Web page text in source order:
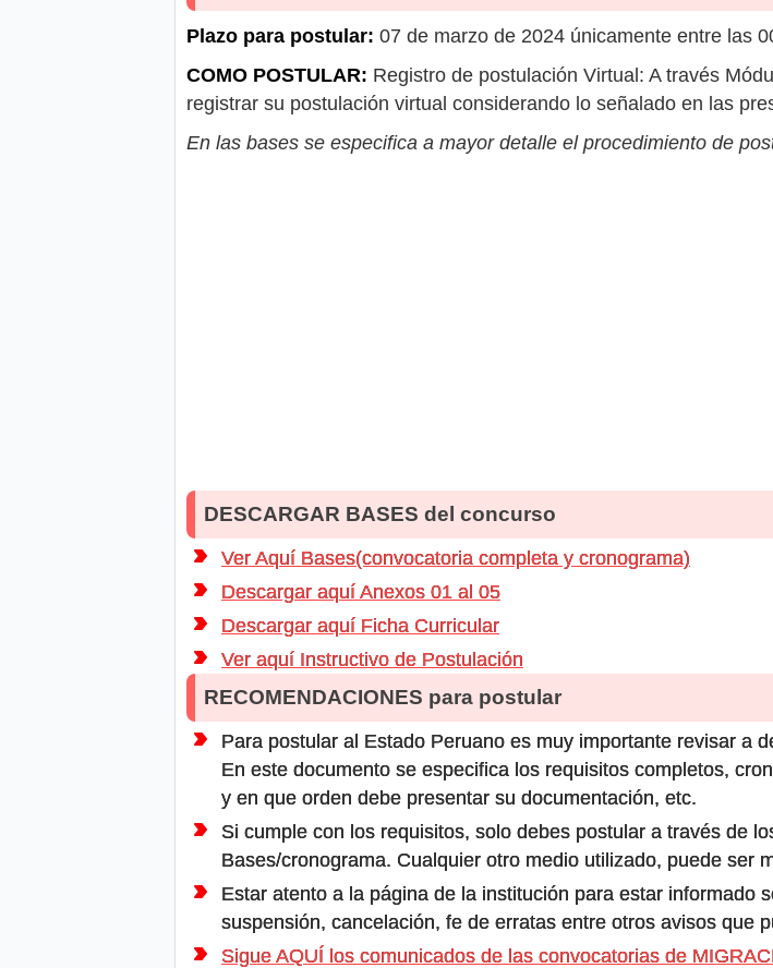
Plazo para postular: 07 de marzo de 2024 únicamente entre las
COMO POSTULAR: Registro de postulación Virtual: A través
registrar su postulación virtual considerando lo señalado en las
En las bases se especifica a mayor detalle el procedimiento de
DESCARGAR BASES del concurso
Ver Aquí Bases(convocatoria completa y cronograma)
Descargar aquí Anexos 01 al 05
Descargar aquí Ficha Curricular
Ver aquí Instructivo de Postulación
RECOMENDACIONES para postular
Para postular al Estado Peruano es muy importante revisar a
En este documento se especifica los requisitos completos,
y en que orden debe presentar su documentación, etc.
Si cumple con los requisitos, solo debes postular a través de
Bases/cronograma. Cualquier otro medio utilizado, puede ser
Estar atento a la página de la institución para estar informado
suspensión, cancelación, fe de erratas entre otros avisos que
Sigue AQUÍ los comunicados de las convocatorias de